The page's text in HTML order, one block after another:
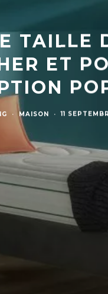
TAILLE
ET
· MAISON · 11